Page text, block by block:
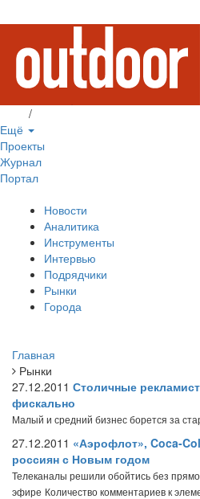
/
Ещё
Проекты
Журнал
Портал
Новости
Аналитика
Инструменты
Интервью
Подрядчики
Рынки
Города
Главная
Рынки
27.12.2011 Столичные
фискально
Малый и средний бизнес борется за
27.12.2011 «Аэрофлот», Coca-
россиян с Новым годом
Телеканалы решили обойтись без
эфире Количество комментариев к